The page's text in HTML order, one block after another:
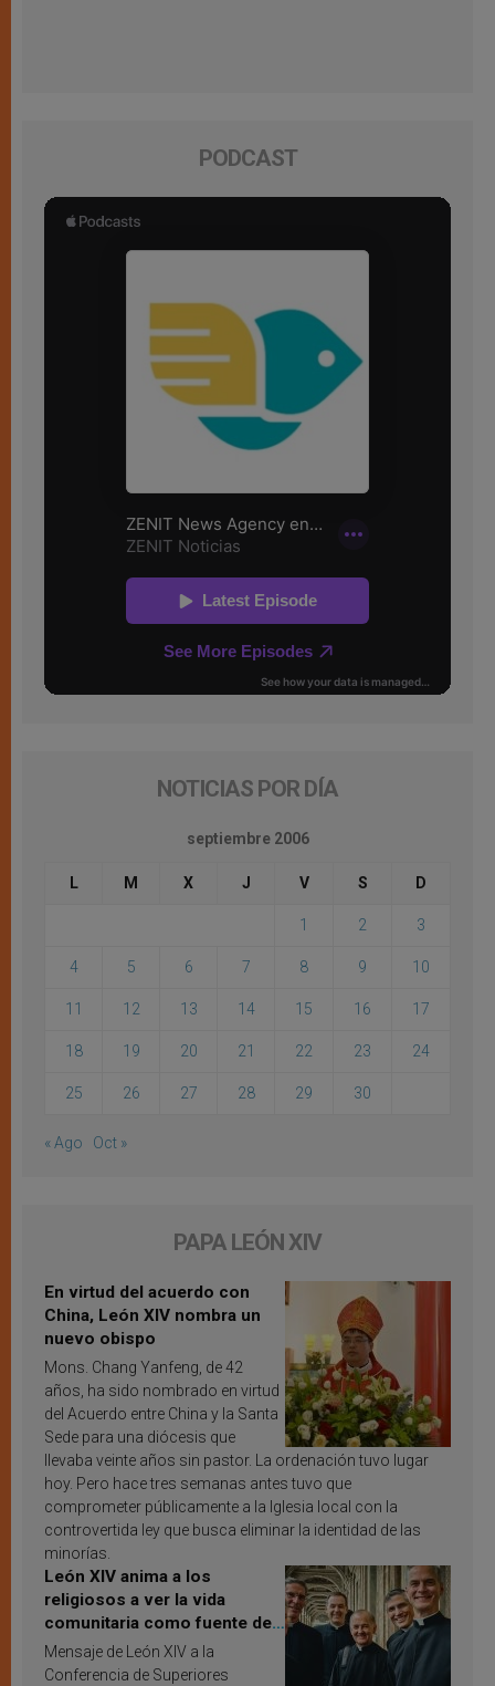
PODCAST
NOTICIAS POR DÍA
septiembre 2006
L M X J V S D
1 2 3
4 5 6 7 8 9 10
11 12 13 14 15 16 17
18 19 20 21 22 23 24
25 26 27 28 29 30
« Ago Oct »
PAPA LEÓN XIV
En virtud del acuerdo con
China, León XIV nombra un
nuevo obispo
Mons. Chang Yanfeng, de 42
años, ha sido nombrado en virtud
del Acuerdo entre China y la Santa
Sede para una diócesis que
llevaba veinte años sin pastor. La ordenación tuvo lugar
hoy. Pero hace tres semanas antes tuvo que
comprometer públicamente a la Iglesia local con la
controvertida ley que busca eliminar la identidad de las
minorías.
León XIV anima a los
religiosos a ver la vida
comunitaria como fuente de
inspiración y santificación
Mensaje de León XIV a la
Conferencia de Superiores